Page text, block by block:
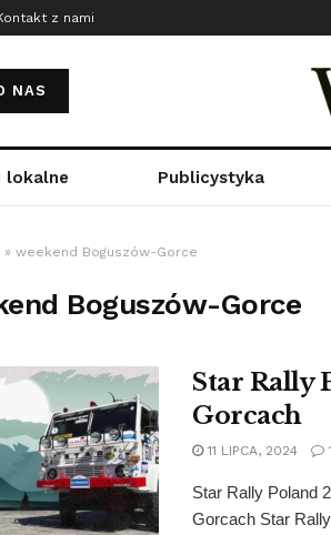
z nami
NAS
lokalne Publicystyka
» weekend Boguszów-Gorce
Boguszów-Gorce
Star Rally
Gorcach
11 LIPCA, 2024 1
Star Rally Poland
Gorcach Star